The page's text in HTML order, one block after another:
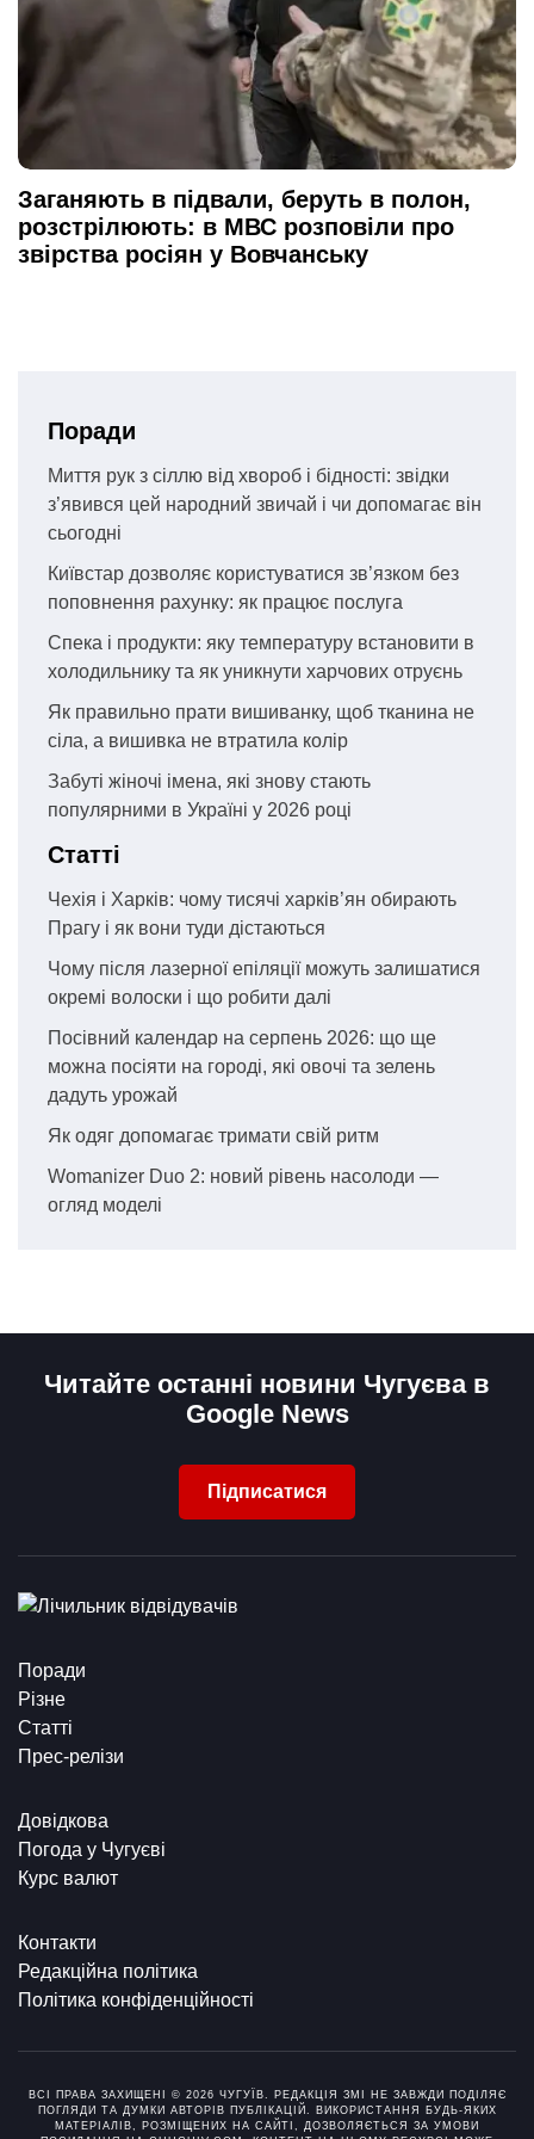
Заганяють в підвали, беруть в полон,
розстрілюють: в МВС розповіли про
звірства росіян у Вовчанську
Поради
Миття рук з сіллю від хвороб і бідності: звідки
з’явився цей народний звичай і чи допомагає він
сьогодні
Київстар дозволяє користуватися зв’язком без
поповнення рахунку: як працює послуга
Спека і продукти: яку температуру встановити в
холодильнику та як уникнути харчових отруєнь
Як правильно прати вишиванку, щоб тканина не
сіла, а вишивка не втратила колір
Забуті жіночі імена, які знову стають
популярними в Україні у 2026 році
Статті
Чехія і Харків: чому тисячі харків’ян обирають
Прагу і як вони туди дістаються
Чому після лазерної епіляції можуть залишатися
окремі волоски і що робити далі
Посівний календар на серпень 2026: що ще
можна посіяти на городі, які овочі та зелень
дадуть урожай
Як одяг допомагає тримати свій ритм
Womanizer Duo 2: новий рівень насолоди —
огляд моделі
Читайте останні новини Чугуєва в
Google News
Підписатися
Поради
Різне
Статті
Прес-релізи
Довідкова
Погода у Чугуєві
Курс валют
Контакти
Редакційна політика
Політика конфіденційності
ВСІ ПРАВА ЗАХИЩЕНІ © 2026 ЧУГУЇВ. РЕДАКЦІЯ ЗМІ НЕ ЗАВЖДИ ПОДІЛЯЄ
ПОГЛЯДИ ТА ДУМКИ АВТОРІВ ПУБЛІКАЦІЙ. ВИКОРИСТАННЯ БУДЬ-ЯКИХ
МАТЕРІАЛІВ, РОЗМІЩЕНИХ НА САЙТІ, ДОЗВОЛЯЄТЬСЯ ЗА УМОВИ